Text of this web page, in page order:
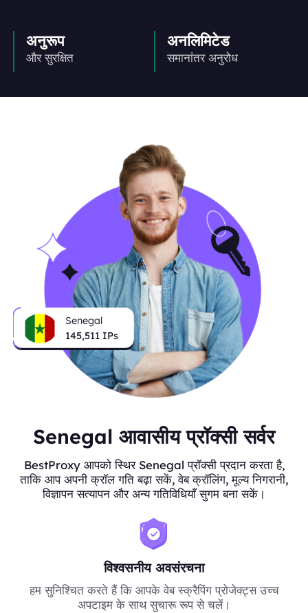
अनुरूप
और सुरक्षित
अनलिमिटेड
समानांतर अनुरोध
Senegal
145,511 IPs
Senegal आवासीय प्रॉक्सी सर्वर
BestProxy आपको स्थिर Senegal प्रॉक्सी प्रदान करता है,
ताकि आप अपनी क्रॉल गति बढ़ा सकें, वेब क्रॉलिंग, मूल्य निगरानी,
विज्ञापन सत्यापन और अन्य गतिविधियाँ सुगम बना सकें।
विश्वसनीय अवसंरचना
हम सुनिश्चित करते हैं कि आपके वेब स्क्रैपिंग प्रोजेक्ट्स उच्च
अपटाइम के साथ सुचारू रूप से चलें।